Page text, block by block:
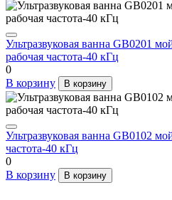
Ультразвуковая ванна GB0201
рабочая частота-40 кГц
0
В корзину
В корзину
Ультразвуковая ванна GB0102
частота-40 кГц
0
В корзину
В корзину